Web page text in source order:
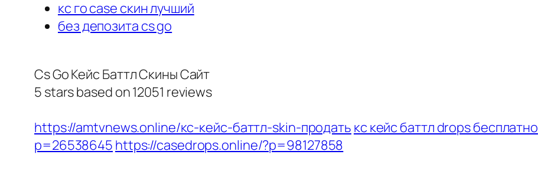
кс го case скин лучший
без депозита cs go
Cs Go Кейс Баттл Скины Сайт
5 stars based on12051 reviews
https://amtvnews.online/кс-кейс-баттл-skin-продать кс кейс баттл drops бесплатно
p=26538645 https://casedrops.online/?p=98127858